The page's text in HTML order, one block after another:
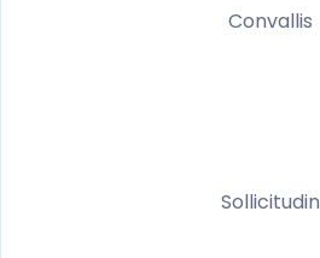
Convallis
Sollicitudin